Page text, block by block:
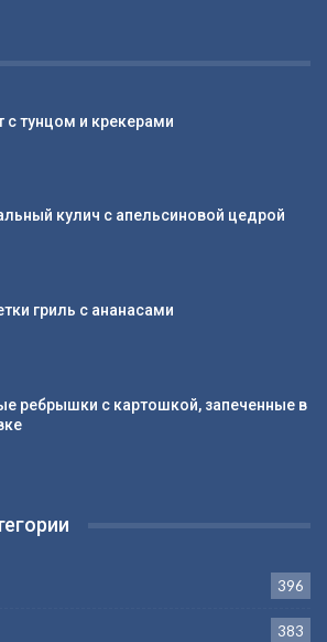
с тунцом и крекерами
кулич с апельсиновой цедрой
гриль с ананасами
ребрышки с картошкой, запеченные в
396
383